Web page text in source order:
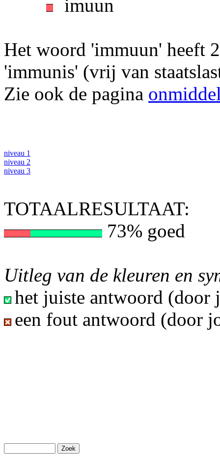
imuun
Het woord 'immuun' heeft
'immunis' (vrij van
Zie ook de pagina
niveau 1
niveau 2
niveau 3
TOTAALRESULTAAT:
73% goed
Uitleg van de kleuren en
het juiste antwoord (door
een fout antwoord (door